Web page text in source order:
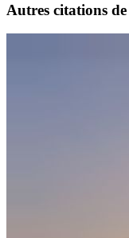
Autres citations